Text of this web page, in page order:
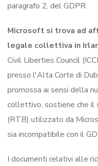
paragrafo 2, del GDPR.
Microsoft si trova ad
legale collettiva in
Civil Liberties Council
presso l'Alta Corte di
promossa ai sensi della
collettivo, sostiene che il
(RTB) utilizzato da
sia incompatibile con il
I documenti relativi alle